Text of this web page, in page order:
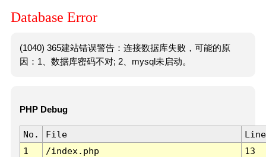
Database Error
(1040) 365建站错误警告：连接数据库失败，可能的原
因：1、数据库密码不对; 2、mysql未启动。
PHP Debug
No. File
Line
1
/index.php 13